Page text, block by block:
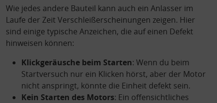
Wie jedes andere Bauteil kann auch ein Anlasser im
Laufe der Zeit Verschleißerscheinungen zeigen. Hier
sind einige typische Anzeichen, die auf einen Defekt
hinweisen können:
Klickgeräusche beim Starten: Wenn du beim
Startversuch nur ein Klicken hörst, aber der Motor
nicht anspringt, könnte die Einheit defekt sein.
Kein Starten des Motors: Ein offensichtliches